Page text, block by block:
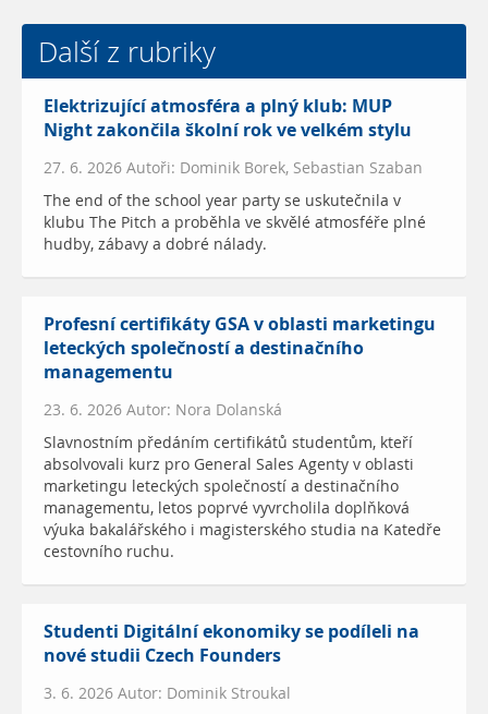
Další z rubriky
Elektrizující atmosféra a plný klub: MUP
Night zakončila školní rok ve velkém stylu
27. 6. 2026 Autoři: Dominik Borek, Sebastian Szaban
The end of the school year party se uskutečnila v
klubu The Pitch a proběhla ve skvělé atmosféře plné
hudby, zábavy a dobré nálady.
Profesní certifikáty GSA v oblasti marketingu
leteckých společností a destinačního
managementu
23. 6. 2026 Autor: Nora Dolanská
Slavnostním předáním certifikátů studentům, kteří
absolvovali kurz pro General Sales Agenty v oblasti
marketingu leteckých společností a destinačního
managementu, letos poprvé vyvrcholila doplňková
výuka bakalářského i magisterského studia na Katedře
cestovního ruchu.
Studenti Digitální ekonomiky se podíleli na
nové studii Czech Founders
3. 6. 2026 Autor: Dominik Stroukal